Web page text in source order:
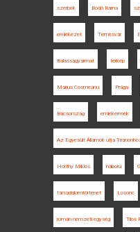
szerbek Bodó Barna
emlékezet Temesvár
Balassagyarmat térkép
Marius Cosmeanu Prága
Bácsország emlékérmék
Az Egyesült Államok útja
Horthy Miklós háború
társadalomtörténet Losonc
román nemzeti egység Tilos